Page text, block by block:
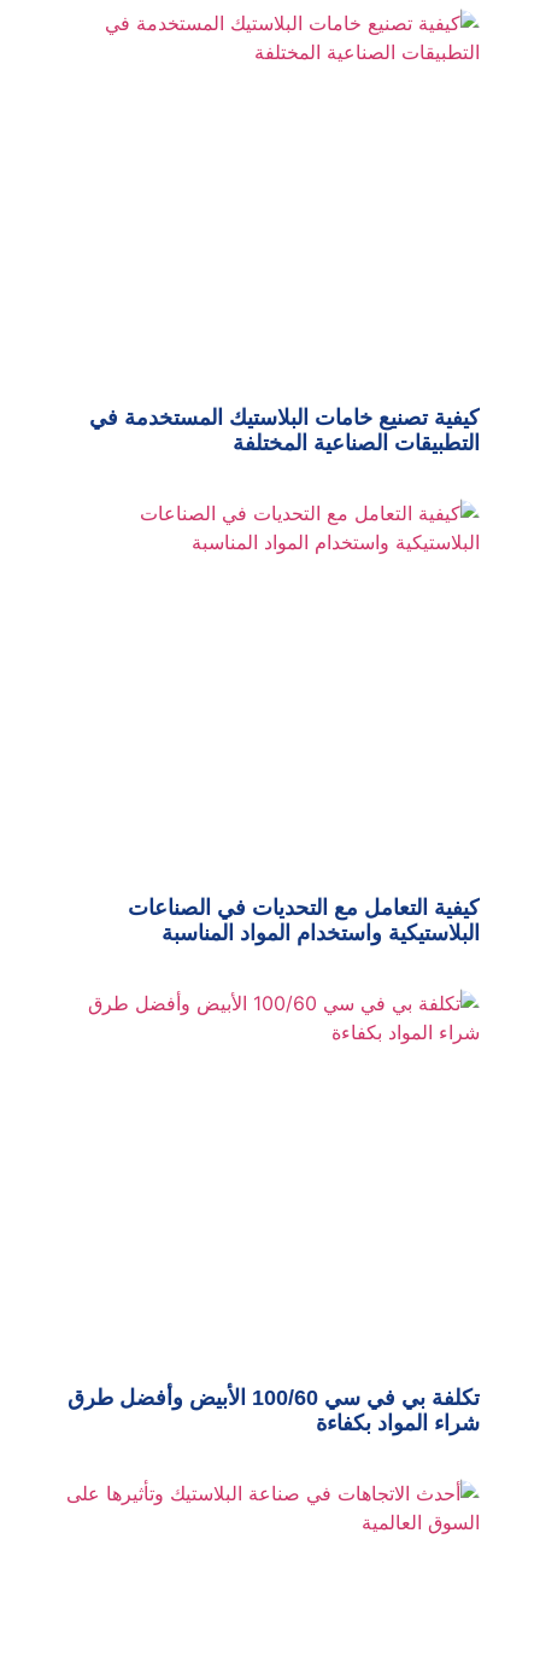
كيفية تصنيع خامات البلاستيك المستخدمة في
التطبيقات الصناعية المختلفة
كيفية التعامل مع التحديات في الصناعات
البلاستيكية واستخدام المواد المناسبة
تكلفة بي في سي 100/60 الأبيض وأفضل طرق
شراء المواد بكفاءة